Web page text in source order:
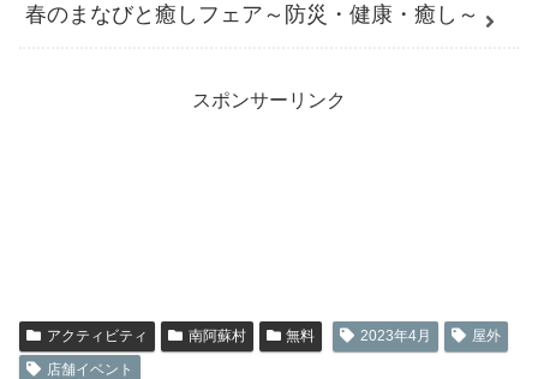
春のまなびと癒しフェア～防災・健康・癒し～
スポンサーリンク
アクティビティ 南阿蘇村 無料 2023年4月
屋外
店舗イベント